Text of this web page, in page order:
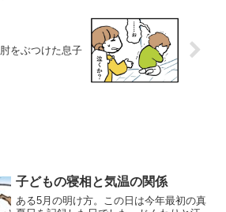
肘をぶつけた息子
子どもの寝相と気温の関係
ある5月の明け方。この日は今年最初の真